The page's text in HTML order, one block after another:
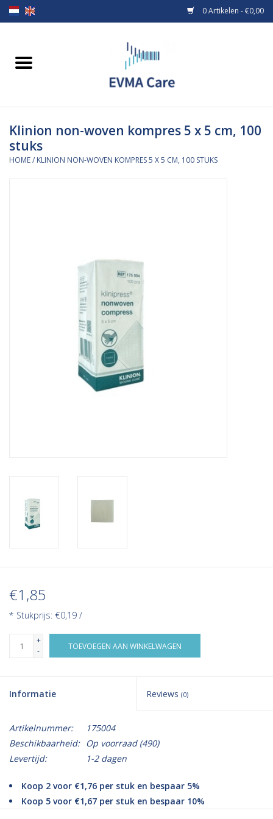
0 Artikelen - €0,00
Home
Borstvoeding
Voeding
Verbruiksmaterialen
Verzorging & Beauty
Klinion non-woven kompres 5 x 5 cm, 100
stuks
HOME/ KLINION NON-WOVEN KOMPRES 5 X 5 CM, 100 STUKS
€1,85
* Stukprijs: €0,19 /
+
-
TOEVOEGEN AAN WINKELWAGEN
Informatie Reviews (0)
Artikelnummer:
175004
Beschikbaarheid: Op voorraad(490)
Levertijd:
1-2 dagen
Koop 2 voor €1,76 per stuk en bespaar 5%
Koop 5 voor €1,67 per stuk en bespaar 10%